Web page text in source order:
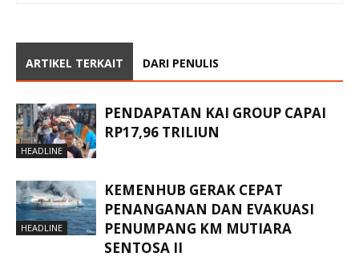
ARTIKEL TERKAIT DARI PENULIS
HEADLINE
PENDAPATAN KAI GROUP CAPAI
RP17,96 TRILIUN
HEADLINE
KEMENHUB GERAK CEPAT
PENANGANAN DAN EVAKUASI
PENUMPANG KM MUTIARA
SENTOSA II